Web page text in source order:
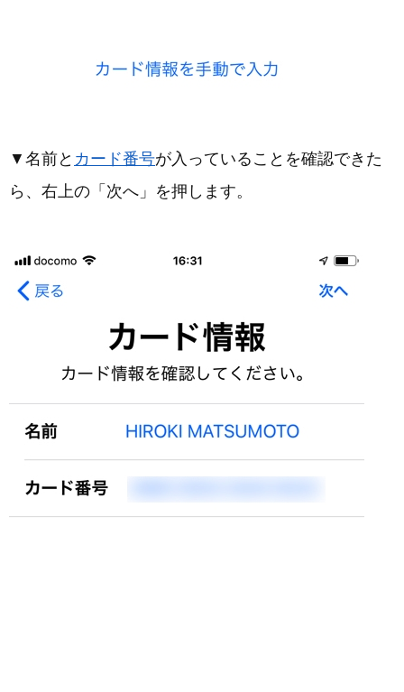
▼名前と カード番号が入っていることを確認できた
ら、右上の「次へ」を押します。